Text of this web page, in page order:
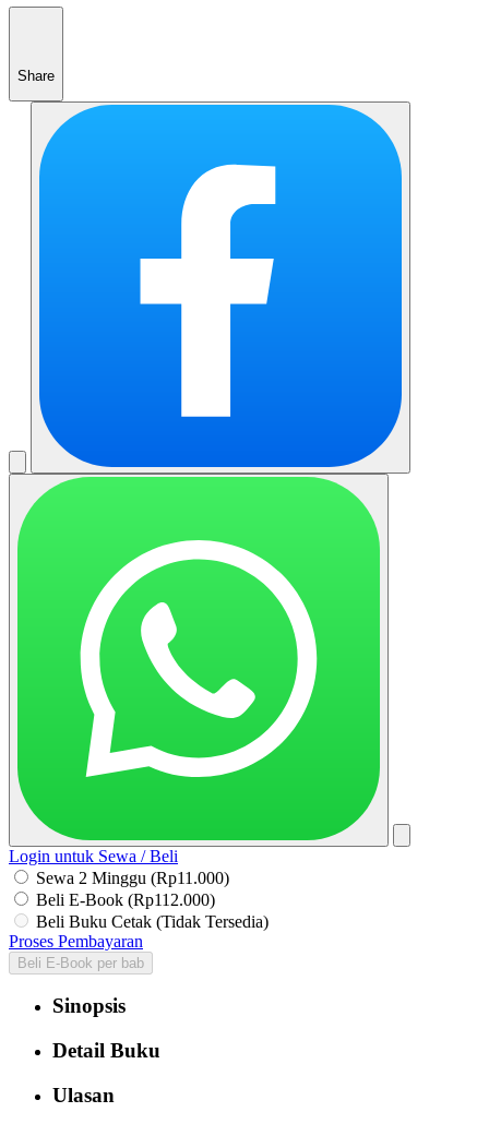
Share
Login untuk Sewa / Beli
Sewa 2 Minggu (Rp11.000)
Beli E-Book (Rp112.000)
Beli Buku Cetak (Tidak Tersedia)
Proses Pembayaran
Beli E-Book per bab
Sinopsis
Detail Buku
Ulasan